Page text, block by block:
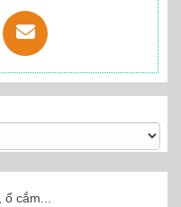
cắm...